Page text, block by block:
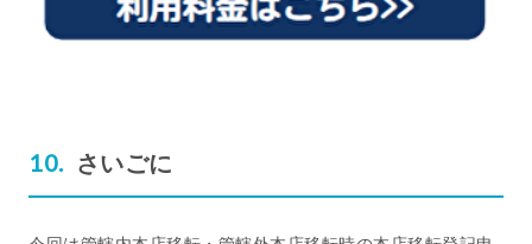
さいごに